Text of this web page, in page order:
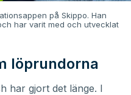
på Skippo. Han
har varit med och utvecklat
löprundorna
har gjort det länge. I